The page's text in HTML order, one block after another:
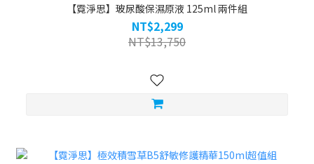
【霓淨思】玻尿酸保濕原液 125ml 兩件組
NT$2,299
NT$13,750